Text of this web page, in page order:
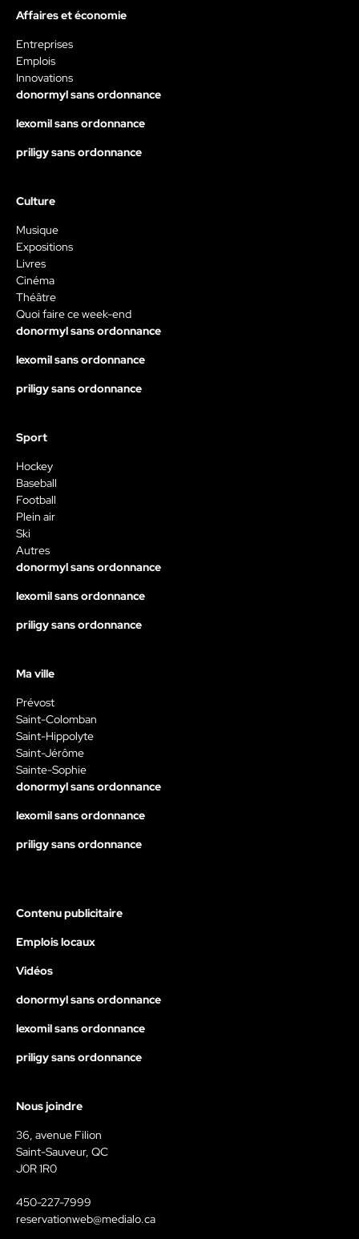
Affaires et économie
Entreprises
Emplois
Innovations
donormyl sans ordonnance
lexomil sans ordonnance
priligy sans ordonnance
Culture
Musique
Expositions
Livres
Cinéma
Théâtre
Quoi faire ce week-end
donormyl sans ordonnance
lexomil sans ordonnance
priligy sans ordonnance
Sport
Hockey
Baseball
Football
Plein air
Ski
Autres
donormyl sans ordonnance
lexomil sans ordonnance
priligy sans ordonnance
Ma ville
Prévost
Saint-Colomban
Saint-Hippolyte
Saint-Jérôme
Sainte-Sophie
donormyl sans ordonnance
lexomil sans ordonnance
priligy sans ordonnance
Contenu publicitaire
Emplois locaux
Vidéos
donormyl sans ordonnance
lexomil sans ordonnance
priligy sans ordonnance
Nous joindre
36, avenue Filion
Saint-Sauveur, QC
J0R 1R0
450-227-7999
reservationweb@medialo.ca